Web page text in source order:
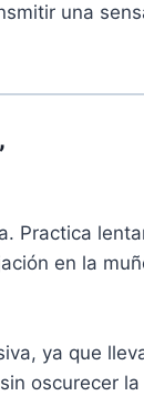
una
Practica
en la
ya que
oscurecer